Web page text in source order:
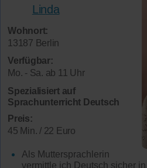
Linda
Wohnort:
13187 Berlin
Verfügbar:
Mo. - Sa. ab 11 Uhr
Spezialisiert auf
Sprachunterricht Deutsch
Preis:
45 Min. / 22 Euro
Als Muttersprachlerin
vermittle ich Deutsch sicher